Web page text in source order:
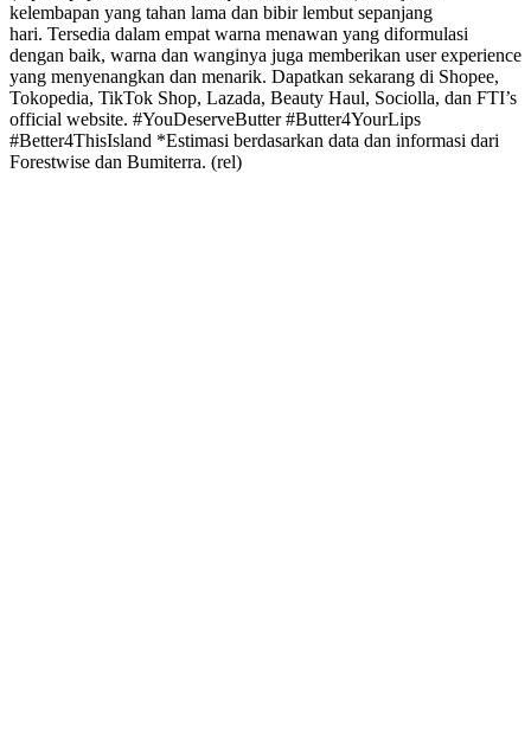
kelembapan yang tahan lama dan bibir lembut sepanjang
hari. Tersedia dalam empat warna menawan yang diformulasi
dengan baik, warna dan wanginya juga memberikan user experience
yang menyenangkan dan menarik. Dapatkan sekarang di Shopee,
Tokopedia, TikTok Shop, Lazada, Beauty Haul, Sociolla, dan FTI’s
official website. #YouDeserveButter #Butter4YourLips
#Better4ThisIsland *Estimasi berdasarkan data dan informasi dari
Forestwise dan Bumiterra. (rel)